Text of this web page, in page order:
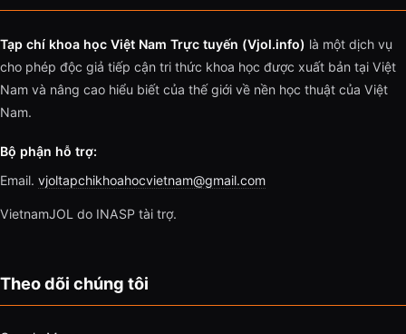
Tạp chí khoa học Việt Nam Trực tuyến (Vjol.info) là một dịch vụ
cho phép độc giả tiếp cận tri thức khoa học được xuất bản tại Việt
Nam và nâng cao hiểu biết của thế giới về nền học thuật của Việt
Nam.
Bộ phận hỗ trợ:
Email. vjoltapchikhoahocvietnam@gmail.com
VietnamJOL do INASP tài trợ.
Theo dõi chúng tôi